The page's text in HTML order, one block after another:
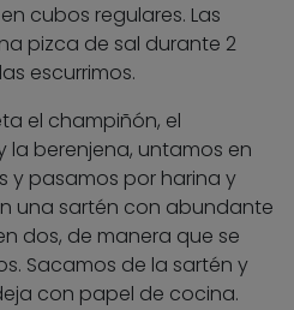
cubos regulares. Las
pizca de sal durante 2
escurrimos.
el champiñón, el
berenjena, untamos en
y pasamos por harina y
una sartén con abundante
dos, de manera que se
Sacamos de la sartén y
con papel de cocina.